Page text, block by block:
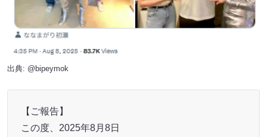
出典: @bipeymok
【ご報告】
この度、2025年8月8日